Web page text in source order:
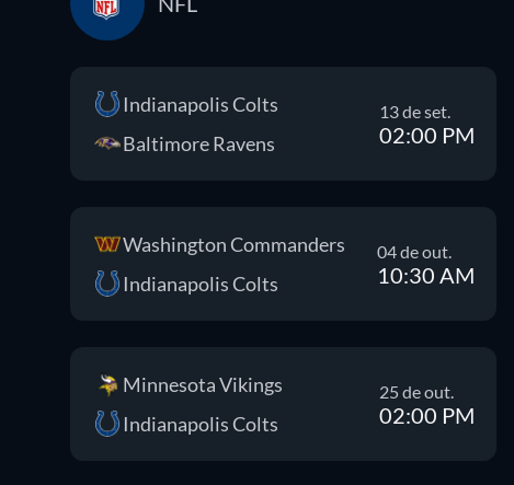
Indianapolis Colts
Baltimore Ravens
13 de set.
02:00 PM
Washington Commanders
Indianapolis Colts
04 de out.
10:30 AM
Minnesota Vikings
Indianapolis Colts
25 de out.
02:00 PM